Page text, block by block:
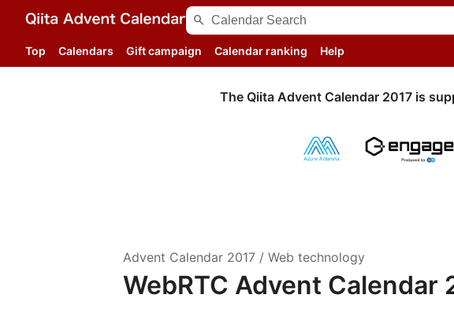
search
Top Calendars Gift campaign Calendar ranking Help
The Qiita Advent Calendar 2017 is
Advent Calendar 2017 / Web technology
WebRTC Advent Calendar